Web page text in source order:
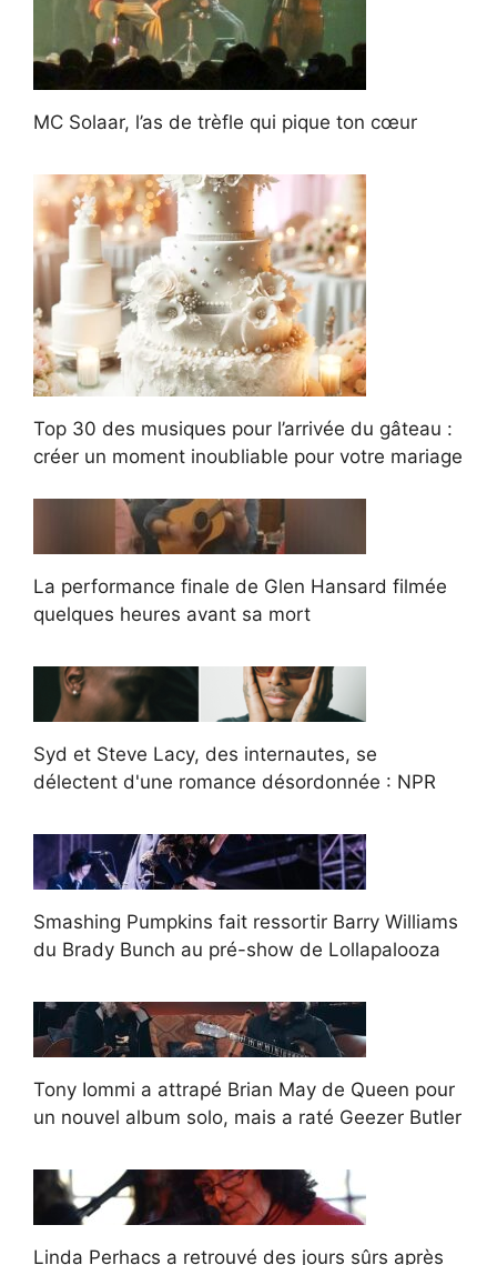
MC Solaar, l’as de trèfle qui pique ton cœur
Top 30 des musiques pour l’arrivée du gâteau :
créer un moment inoubliable pour votre mariage
La performance finale de Glen Hansard filmée
quelques heures avant sa mort
Syd et Steve Lacy, des internautes, se
délectent d'une romance désordonnée : NPR
Smashing Pumpkins fait ressortir Barry Williams
du Brady Bunch au pré-show de Lollapalooza
Tony Iommi a attrapé Brian May de Queen pour
un nouvel album solo, mais a raté Geezer Butler
Linda Perhacs a retrouvé des jours sûrs après